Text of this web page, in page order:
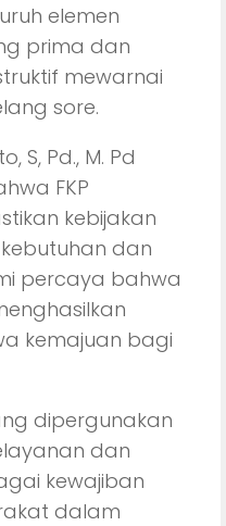
elemen
prima dan
mewarnai
sore.
S, Pd., M. Pd
FKP
kebijakan
dan
percaya bahwa
kemajuan bagi
dipergunakan
dan
kewajiban
dalam